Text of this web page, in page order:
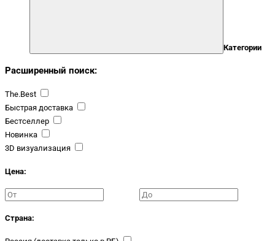
Категории
Расширенный поиск:
The.Best
Быстрая доставка
Бестселлер
Новинка
3D визуализация
Цена:
Страна: